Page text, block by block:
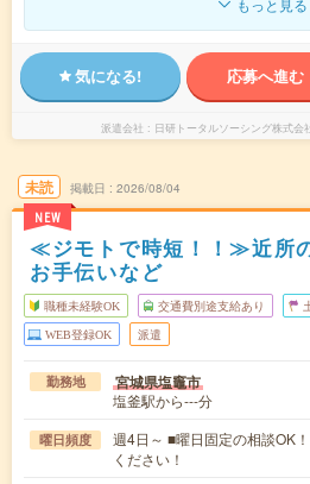
気になる! 応募へ進む
派遣会社 日研トータルソーシング株式
未読
NEW
掲載日 2026/08/04
≪ジモトで時短！！≫近所
お手伝いなど
職種未経験OK 交通費別途支給あり
WEB登録OK 派遣
勤務地 宮城県塩竈市
塩釜駅から---分
曜日頻度
週4日～ ■曜日固定の相談OK
ください！